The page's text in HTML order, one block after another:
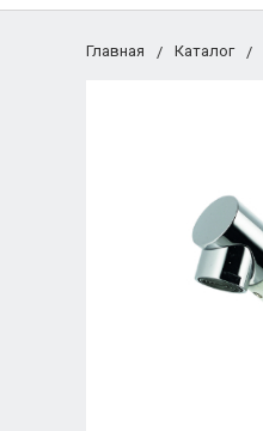
Главная Каталог